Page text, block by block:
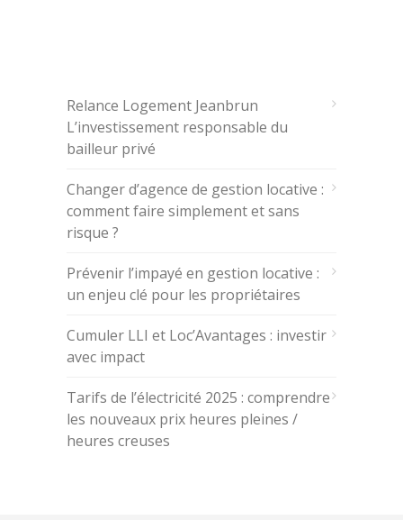
Relance Logement Jeanbrun
L’investissement responsable du
bailleur privé
Changer d’agence de gestion locative :
comment faire simplement et sans
risque ?
Prévenir l’impayé en gestion locative :
un enjeu clé pour les propriétaires
Cumuler LLI et Loc’Avantages : investir
avec impact
Tarifs de l’électricité 2025 : comprendre
les nouveaux prix heures pleines /
heures creuses